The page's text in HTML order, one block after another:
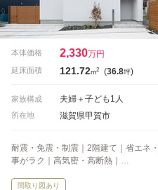
本体価格 2,330万円
延床面積 121.72m2 (36.8坪)
家族構成 夫婦＋子ども1人
所在地 滋賀県甲賀市
耐震・免震・制震｜2階建て｜省エネ
事がラク｜高気密・高断熱｜…
間取り図あり